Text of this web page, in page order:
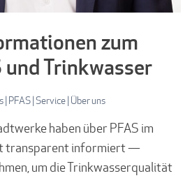
zum
und Trinkwasser
| PFAS|Service| Über uns
haben über PFAS im
transparent informiert —
um die Trinkwasserqualität